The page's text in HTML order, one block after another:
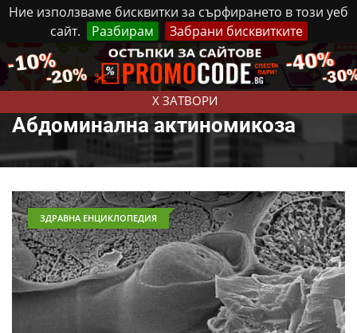
Ние използваме бисквитки за сърфирането в този уеб
сайт.
Разбирам Забрани бисквитките
X ЗАТВОРИ
Събота, 8 Август, 2026 Реклама Контакти
Абдоминална актиномикоза
ЗДРАВНА ЕНЦИКЛОПЕДИЯ